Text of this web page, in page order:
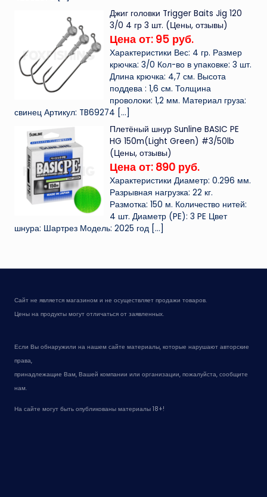
Джиг головки Trigger Baits Jig 120
3/0 4 гр 3 шт. (Цены, отзывы)
Цена от: 95 руб.
Характеристики Вес: 4 гр. Размер
крючка: 3/0 Кол-во в упаковке: 3 шт.
Длина крючка: 4,7 см. Высота
поддева : 1,6 см. Толщина
проволоки: 1,2 мм. Материал груза:
свинец Артикул: TB69274 […]
Плетёный шнур Sunline BASIC PE
HG 150m(Light Green) #3/50lb
(Цены, отзывы)
Цена от: 890 руб.
Характеристики Диаметр: 0.296 мм.
Разрывная нагрузка: 22 кг.
Размотка: 150 м. Количество нитей:
4 шт. Диаметр (PE): 3 PE Цвет
шнура: Шартрез Модель: 2025 год […]
Сайт не является магазином и не осуществляет продажи товаров.
Цены на продукты могут отличаться от заявленных.
Если Вы обнаружили на нашем сайте материалы, которые нарушают авторские
права,
принадлежащие Вам, Вашей компании или организации, пожалуйста, сообщите
нам.
На сайте могут быть опубликованы материалы 18+!